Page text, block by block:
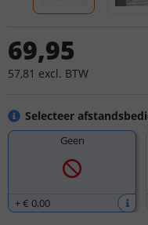
Selecteer
Geen
+€ 0,00
69,95
57,81 excl. BTW